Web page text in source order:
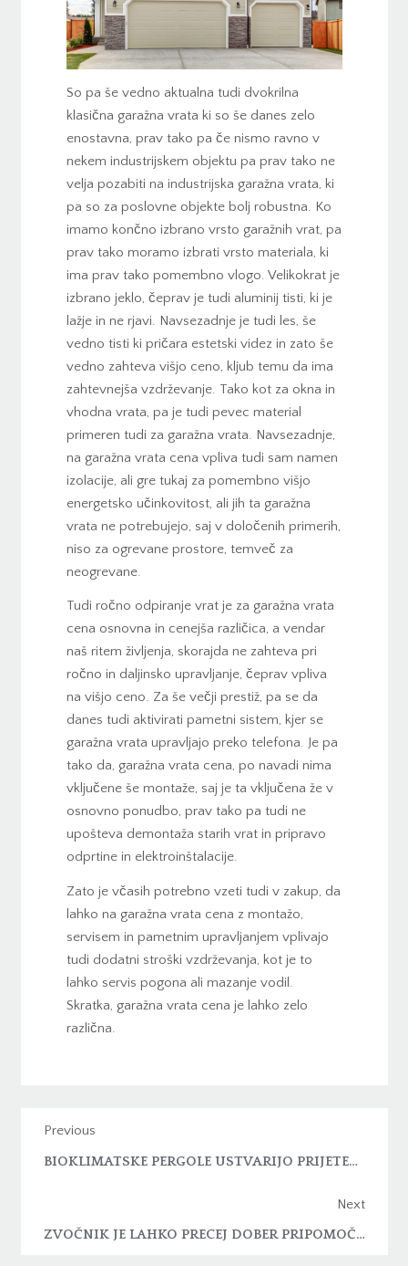
So pa še vedno aktualna tudi dvokrilna
klasična garažna vrata ki so še danes zelo
enostavna, prav tako pa če nismo ravno v
nekem industrijskem objektu pa prav tako ne
velja pozabiti na industrijska garažna vrata, ki
pa so za poslovne objekte bolj robustna. Ko
imamo končno izbrano vrsto garažnih vrat, pa
prav tako moramo izbrati vrsto materiala, ki
ima prav tako pomembno vlogo. Velikokrat je
izbrano jeklo, čeprav je tudi aluminij tisti, ki je
lažje in ne rjavi. Navsezadnje je tudi les, še
vedno tisti ki pričara estetski videz in zato še
vedno zahteva višjo ceno, kljub temu da ima
zahtevnejša vzdrževanje. Tako kot za okna in
vhodna vrata, pa je tudi pevec material
primeren tudi za garažna vrata. Navsezadnje,
na garažna vrata cena vpliva tudi sam namen
izolacije, ali gre tukaj za pomembno višjo
energetsko učinkovitost, ali jih ta garažna
vrata ne potrebujejo, saj v določenih primerih,
niso za ogrevane prostore, temveč za
neogrevane.
Tudi ročno odpiranje vrat je za garažna vrata
cena osnovna in cenejša različica, a vendar
naš ritem življenja, skorajda ne zahteva pri
ročno in daljinsko upravljanje, čeprav vpliva
na višjo ceno. Za še večji prestiž, pa se da
danes tudi aktivirati pametni sistem, kjer se
garažna vrata upravljajo preko telefona. Je pa
tako da, garažna vrata cena, po navadi nima
vključene še montaže, saj je ta vključena že v
osnovno ponudbo, prav tako pa tudi ne
upošteva demontaža starih vrat in pripravo
odprtine in elektroinštalacije.
Zato je včasih potrebno vzeti tudi v zakup, da
lahko na garažna vrata cena z montažo,
servisem in pametnim upravljanjem vplivajo
tudi dodatni stroški vzdrževanja, kot je to
lahko servis pogona ali mazanje vodil.
Skratka, garažna vrata cena je lahko zelo
različna.
Previous
BIOKLIMATSKE PERGOLE USTVARIJO PRIJETEN PROSTOR
Next
ZVOČNIK JE LAHKO PRECEJ DOBER PRIPOMOČEK